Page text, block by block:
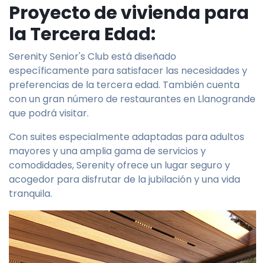
Proyecto de vivienda para
la Tercera Edad:
Serenity Senior's Club está diseñado
específicamente para satisfacer las necesidades y
preferencias de la tercera edad. También cuenta
con un gran número de restaurantes en Llanogrande
que podrá visitar.
Con suites especialmente adaptadas para adultos
mayores y una amplia gama de servicios y
comodidades, Serenity ofrece un lugar seguro y
acogedor para disfrutar de la jubilación y una vida
tranquila.